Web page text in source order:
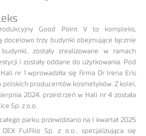
Good Point V to kompleks,
docelowo trzy budynki obejmujące łącznie
zostały zrealizowane w ramach
i zostały oddane do użytkowania. Pod
nr 1 wprowadziła się firma Dr Irena Eris
polskich producentów kosmetyków. Z kolei,
2024, przestrzeń w Hali nr 4 została
Sp. z o.o.
parku przewidziano na I kwartał 2025
Fulfilio Sp. z o.o., specjalizująca się